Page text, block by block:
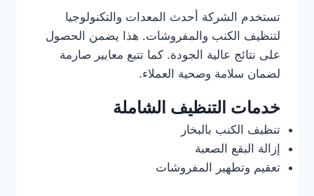
تستخدم الشركة أحدث المعدات والتكنولوجيا
لتنظيف الكنب والمفروشات. هذا يضمن الحصول
على نتائج عالية الجودة. كما تتبع معايير صارمة
لضمان سلامة وصحية العملاء.
خدمات التنظيف الشاملة
تنظيف الكنب بالبخار
إزالة البقع الصعبة
تعقيم وتطهير المفروشات